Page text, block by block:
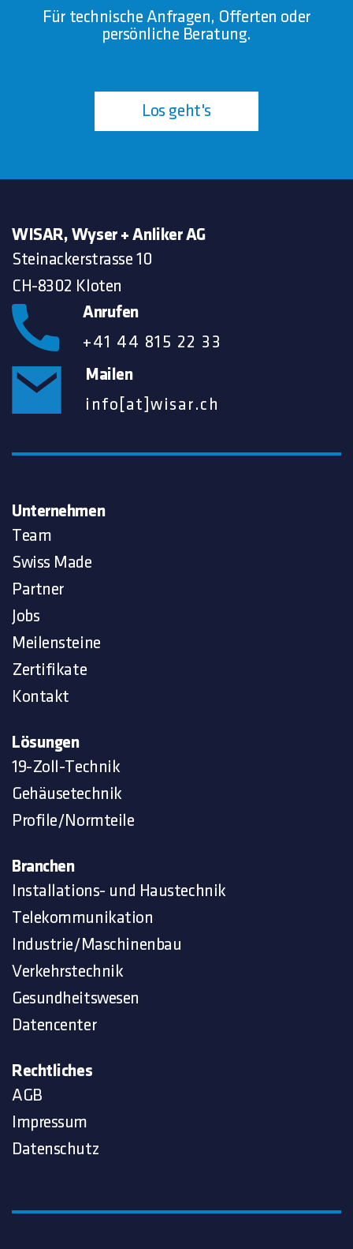
Für technische Anfragen, Offerten oder
persönliche Beratung.
Los geht's
WISAR, Wyser + Anliker AG
Steinackerstrasse 10
CH-8302 Kloten
Anrufen
+41 44 815 22 33
Mailen
info[at]wisar.ch
Unternehmen
Team
Swiss Made
Partner
Jobs
Meilensteine
Zertifikate
Kontakt
Lösungen
19-Zoll-Technik
Gehäusetechnik
Profile/Normteile
Branchen
Installations- und Haustechnik
Telekommunikation
Industrie/Maschinenbau
Verkehrstechnik
Gesundheitswesen
Datencenter
Rechtliches
AGB
Impressum
Datenschutz